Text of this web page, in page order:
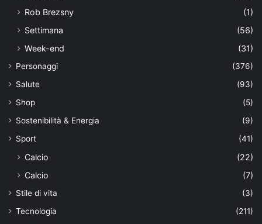
Rob Brezsny
(1)
Settimana
(56)
Week-end
(31)
Personaggi
(376)
Salute
(93)
Shop
(5)
Sostenibilità & Energia
(9)
Sport
(41)
Calcio
(22)
Calcio
(7)
Stile di vita
(3)
Tecnologia
(211)